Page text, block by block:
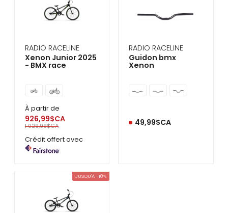
RADIO RACELINE
Xenon Junior 2025
- BMX race
À partir de
926,99$CA
1 029,99$CA
Crédit offert avec
RADIO RACELINE
Guidon bmx
Xenon
49,99$CA
JUSQU'À -10%